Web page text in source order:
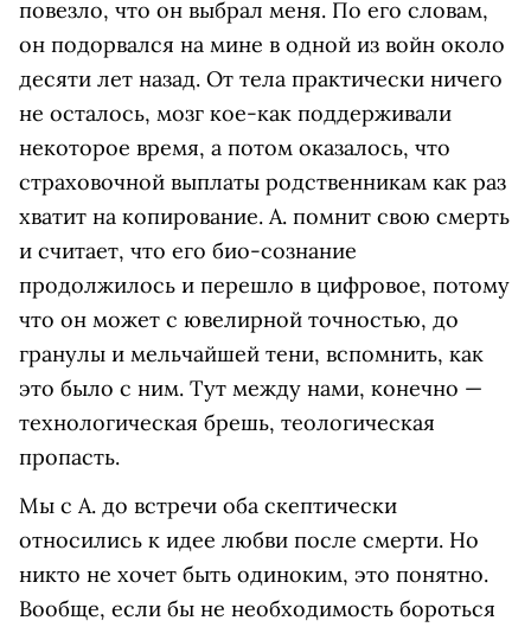
повезло, что он выбрал меня. По его словам,
он подорвался на мине в одной из войн около
десяти лет назад. От тела практически ничего
не осталось, мозг кое-как поддерживали
некоторое время, а потом оказалось, что
страховочной выплаты родственникам как раз
хватит на копирование. А. помнит свою смерть
и считает, что его био-сознание
продолжилось и перешло в цифровое, потому
что он может с ювелирной точностью, до
гранулы и мельчайшей тени, вспомнить, как
это было с ним. Тут между нами, конечно —
технологическая брешь, теологическая
пропасть.
Мы с А. до встречи оба скептически
относились к идее любви после смерти. Но
никто не хочет быть одиноким, это понятно.
Вообще, если бы не необходимость бороться